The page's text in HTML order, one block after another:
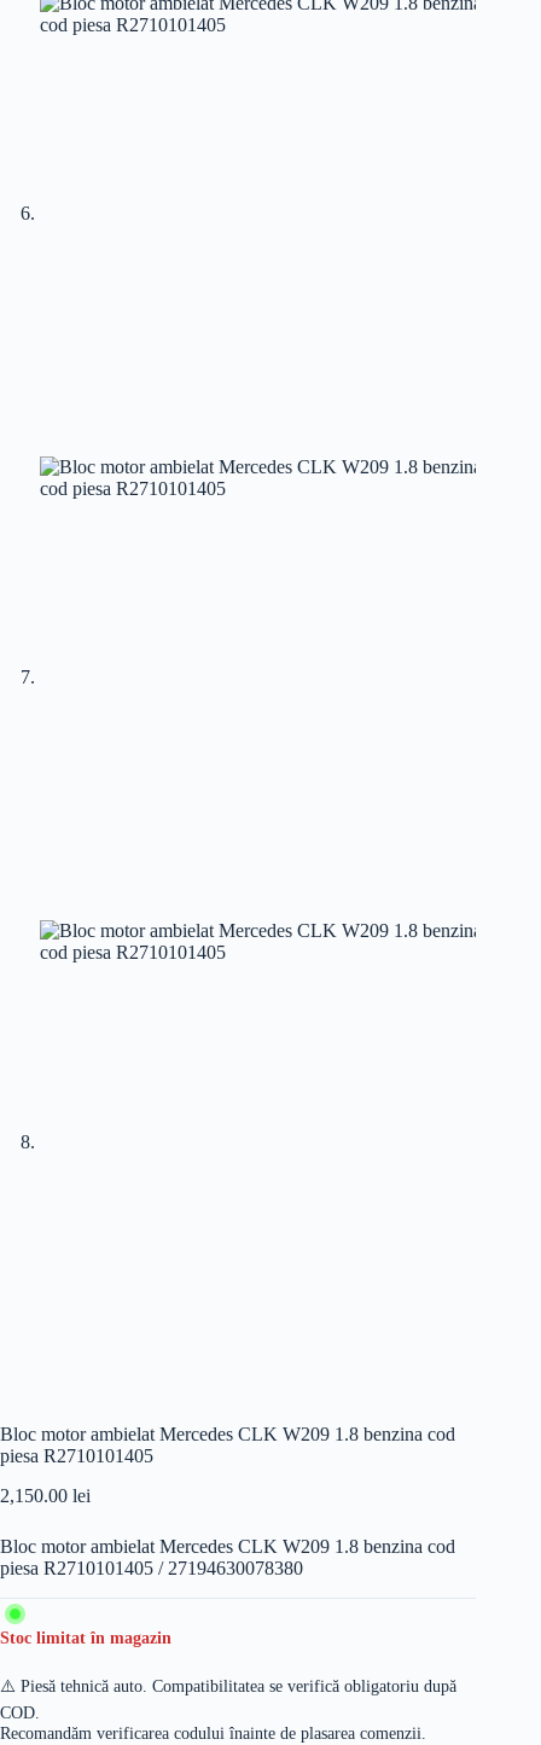
Bloc motor ambielat Mercedes CLK W209 1.8 benzina cod
piesa R2710101405
2,150.00 lei
Bloc motor ambielat Mercedes CLK W209 1.8 benzina cod
piesa R2710101405 / 27194630078380
Stoc limitat în magazin
⚠️ Piesă tehnică auto. Compatibilitatea se verifică obligatoriu după
COD.
Recomandăm verificarea codului înainte de plasarea comenzii.